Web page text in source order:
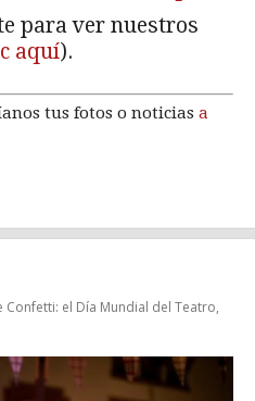
para ver nuestros
aquí).
tus fotos o noticias a